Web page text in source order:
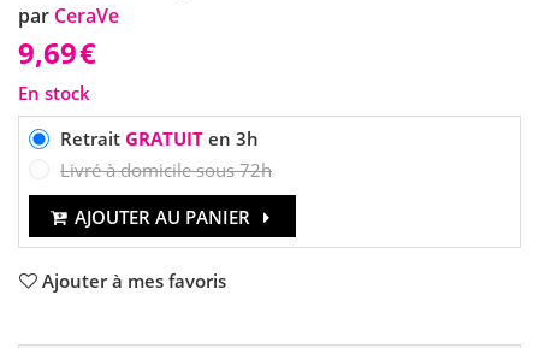
par CeraVe
9,69€
En stock
Retrait GRATUITen 3h
Livré à domicile sous 72h
AJOUTER AU PANIER
Ajouter à mes favoris